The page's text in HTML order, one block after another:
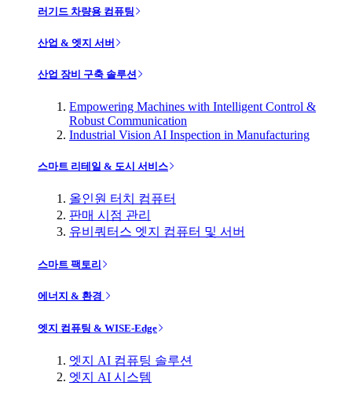
러기드 차량용 컴퓨팅
산업 & 엣지 서버
산업 장비 구축 솔루션
Empowering Machines with Intelligent Control &
Robust Communication
Industrial Vision AI Inspection in Manufacturing
스마트 리테일 & 도시 서비스
올인원 터치 컴퓨터
판매 시점 관리
유비쿼터스 엣지 컴퓨터 및 서버
스마트 팩토리
에너지 & 환경
엣지 컴퓨팅 & WISE-Edge
엣지 AI 컴퓨팅 솔루션
엣지 AI 시스템